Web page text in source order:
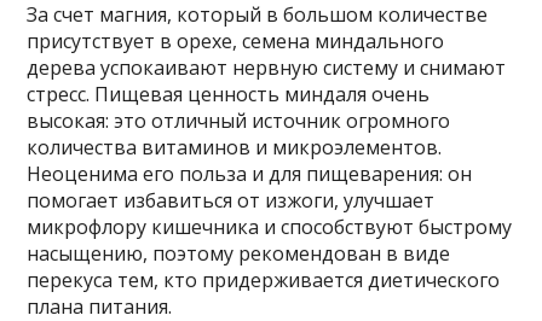
За счет магния, который в большом количестве
присутствует в орехе, семена миндального
дерева успокаивают нервную систему и снимают
стресс. Пищевая ценность миндаля очень
высокая: это отличный источник огромного
количества витаминов и микроэлементов.
Неоценима его польза и для пищеварения: он
помогает избавиться от изжоги, улучшает
микрофлору кишечника и способствуют быстрому
насыщению, поэтому рекомендован в виде
перекуса тем, кто придерживается диетического
плана питания.